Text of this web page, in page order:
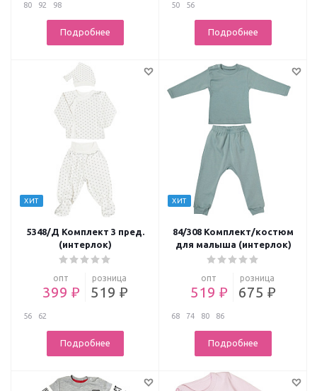
80 92 98
Подробнее
50 56
Подробнее
ХИТ
5348/Д Комплект 3 пред.
(интерлок)
опт
399 ₽
розница
519 ₽
56 62
Подробнее
ХИТ
84/308 Комплект/костюм
для малыша (интерлок)
опт
519 ₽
розница
675 ₽
68 74 80 86
Подробнее